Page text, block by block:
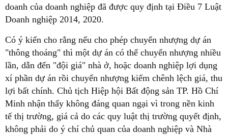
doanh của doanh nghiệp đã được quy định tại Điều 7 Luật
Doanh nghiệp 2014, 2020.
Có ý kiến cho rằng nếu cho phép chuyển nhượng dự án
"thông thoáng" thì một dự án có thể chuyển nhượng nhiều
lần, dẫn đến "đội giá" nhà ở, hoặc doanh nghiệp lợi dụng
xí phần dự án rồi chuyển nhượng kiếm chênh lệch giá, thu
lợi bất chính. Chủ tịch Hiệp hội Bất động sản TP. Hồ Chí
Minh nhận thấy không đáng quan ngại vì trong nền kinh
tế thị trường, giá cả do các quy luật thị trường quyết định,
không phải do ý chí chủ quan của doanh nghiệp và Nhà